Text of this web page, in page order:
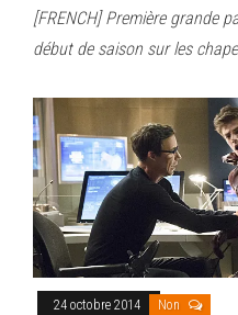
[FRENCH] Première grande
début de saison sur les
24 octobre 2014 Non